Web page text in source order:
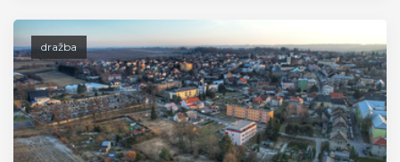
dražba